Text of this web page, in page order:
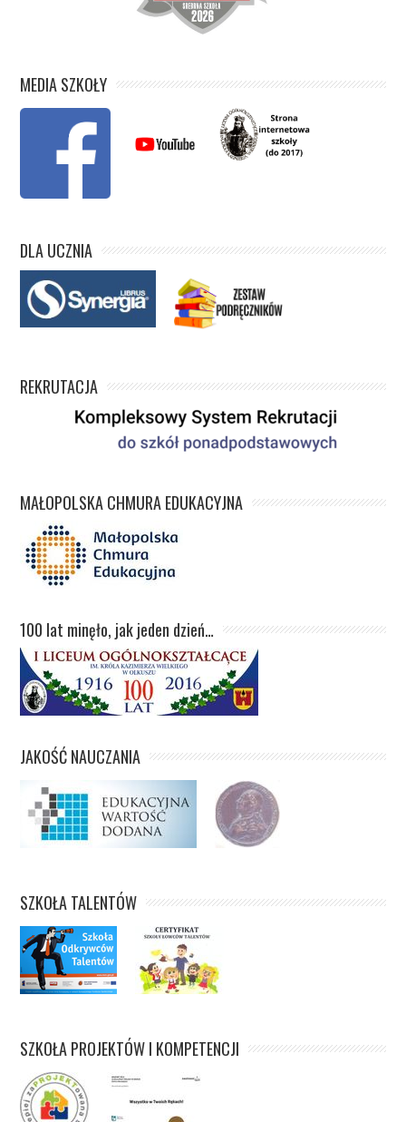
MEDIA SZKOŁY
DLA UCZNIA
REKRUTACJA
MAŁOPOLSKA CHMURA EDUKACYJNA
100 lat minęło, jak jeden dzień…
JAKOŚĆ NAUCZANIA
SZKOŁA TALENTÓW
SZKOŁA PROJEKTÓW I KOMPETENCJI